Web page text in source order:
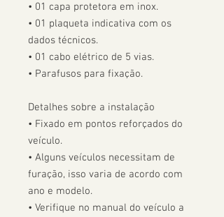
• 01 capa protetora em inox.
• 01 plaqueta indicativa com os
dados técnicos.
• 01 cabo elétrico de 5 vias.
• Parafusos para fixação.
Detalhes sobre a instalação
• Fixado em pontos reforçados do
veículo.
• Alguns veículos necessitam de
furação, isso varia de acordo com
ano e modelo.
• Verifique no manual do veículo a